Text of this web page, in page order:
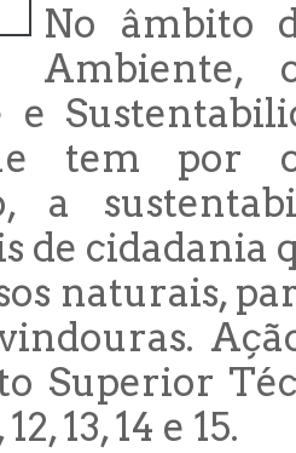
No âmbito
Ambiente,
e
tem por
a
de cidadania
naturais,
Superior
13, 14 e 15.